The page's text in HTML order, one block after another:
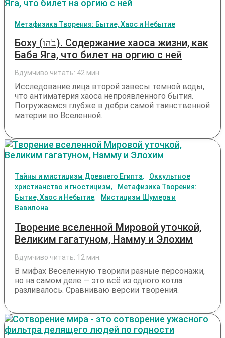
Метафизика Творения: Бытие, Хаос и Небытие
Боху (בֹהוּ). Содержание хаоса жизни, как
Баба Яга, что билет на оргию с ней
Вдумчиво читать: 42 мин.
Исследование лица второй завесы темной воды,
что антиматерия хаоса непроявленного бытия.
Погружаемся глубже в дебри самой таинственной
материи во Вселенной.
Тайны и мистицизм Древнего Египта
Оккультное
христианство и гностицизм
Метафизика Творения:
Бытие, Хаос и Небытие
Мистицизм Шумера и
Вавилона
Творение вселенной Мировой уточкой,
Великим гагатуном, Намму и Элохим
Вдумчиво читать: 12 мин.
В мифах Веселенную творили разные персонажи,
но на самом деле — это всё из одного котла
разливалось. Сравниваю версии творения.